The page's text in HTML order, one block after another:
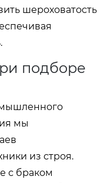
шероховатость
подборе
мы
из строя.
с браком